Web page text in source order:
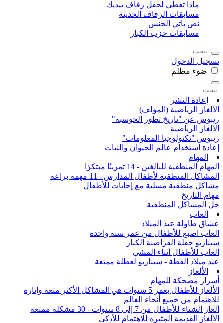
ماذا تعطي لحفل زفاف بيديك
مسابقات الزفاف الحديثة
نص باتي الجنس
مسابقات حزب الكبار
تسجيل الدخول
ضوء مظلم
إعادة النشر
الألغاز الرياضية (المؤلف)
ريبوس عن "تاريخ تطور الحوسبة"
الألغاز الرياضية
ريبوس "تكنولوجيا المعلومات"
إعادة استخدام عالم الحيوان والنبات
المهام
المهام المنطقية للبالغين - 14 تمرينًا مبتكرًا
المشاكل المنطقية لأطفال المدارس - 11 مهمة براعة
مشاكل منطقية مسلية مع إجابات للأطفال
مهام التاريخ
حل المشاكل المنطقية
ألعاب
عشاق طاولة عيد الميلاد
العاب اصبع للأطفال من عمر سنة واحدة
سيناريو حفلة القراصنة الكبار
العاب للأطفال أثناء المشي
عيد ميلاد القطة - سيناريو لعطلة ممتعة
الألغاز
أسرار مضحكة للمهام
الألغاز للأطفال بعمر 5 سنوات هي المشاكل الأكثر متعة وإثارة
للاهتمام من جميع أنحاء العالم
ألغاز الشتاء للأطفال من 7 إلى 8 سنوات - 30 مشكلة ممتعة
الألغاز القديمة المثيرة للاهتمام للأذكى